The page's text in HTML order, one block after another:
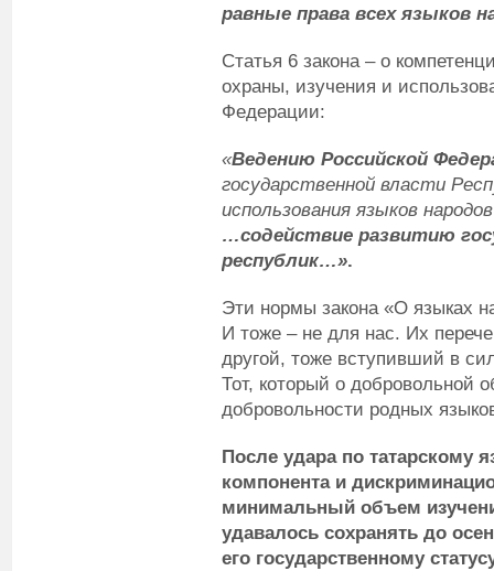
равные права всех языков
Статья 6 закона – о
охраны, изучения и
Федерации:
«Ведению Российской
государственной власти
использования языков
…содействие развитию
республик…».
Эти нормы закона «О языках
И тоже – не для нас. Их
другой, тоже вступивший в
Тот, который о добровольной
добровольности родных
После удара по татарскому
компонента и
минимальный объем
удавалось сохранять до
его государственному